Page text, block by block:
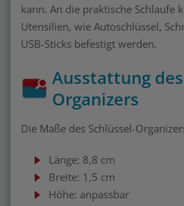
kann. An die praktische Schlaufe
Utensilien, wie Autoschlüssel,
USB-Sticks befestigt werden.
Ausstattung
Organizers
Die Maße des Schlüssel-
Länge: 8,8 cm
Breite: 1,5 cm
Höhe: anpassbar